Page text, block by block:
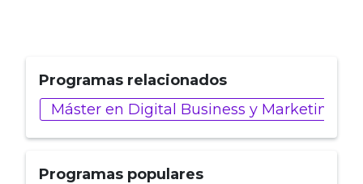
Programas relacionados
Máster en Digital Business y Marketing
Programas populares